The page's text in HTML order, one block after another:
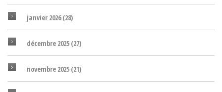
janvier 2026(28)
décembre 2025 (27)
novembre 2025 (21)